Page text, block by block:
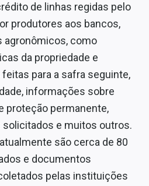
de linhas regidas pelo
produtores aos bancos,
agronômicos, como
da propriedade e
para a safra seguinte,
informações sobre
proteção permanente,
e muitos outros.
são cerca de 80
e documentos
pelas instituições